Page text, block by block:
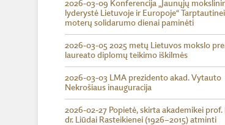
2026-03-09 Konferencija „Jaunųjų
lyderystė Lietuvoje ir Europoje“ Tarptautinei
moterų solidarumo dienai paminėti
2026-03-05 2025 metų Lietuvos mokslo
laureato diplomų teikimo iškilmės
2026-03-03 LMA prezidento akad. Vytauto
Nekrošiaus inauguracija
2026-02-27 Popietė, skirta akademikei prof.
dr. Liūdai Rasteikienei (1926–2015) atminti